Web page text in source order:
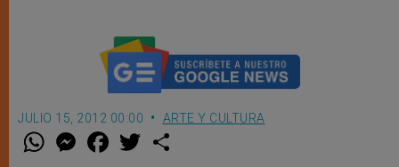
JULIO 15, 2012 00:00 ARTE Y CULTURA
W M
e
F
a w